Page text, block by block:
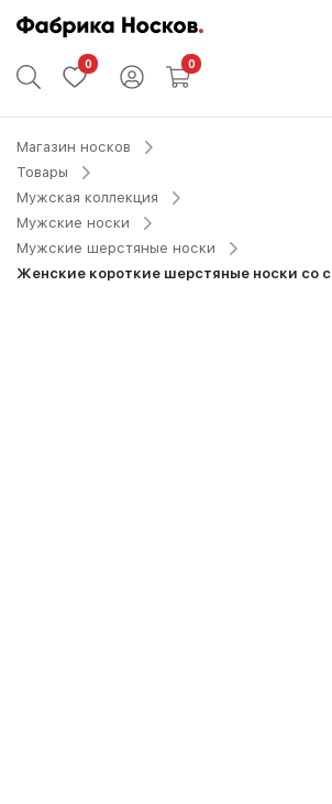
0 0
Магазин носков
Товары
Мужская коллекция
Мужские носки
Мужские шерстяные носки
Женские короткие шерстяные носки со